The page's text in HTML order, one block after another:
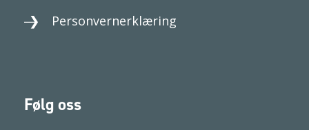
Personvernerklæring
Følg oss